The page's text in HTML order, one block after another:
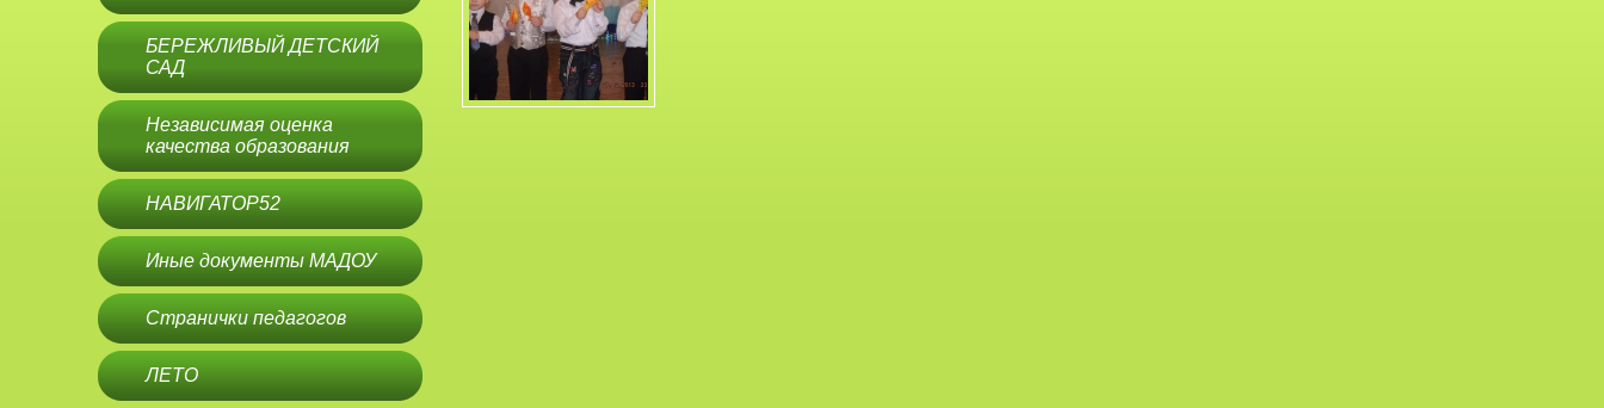
БЕРЕЖЛИВЫЙ ДЕТСКИЙ
САД
Независимая оценка
качества образования
НАВИГАТОР52
Иные документы МАДОУ
Странички педагогов
ЛЕТО